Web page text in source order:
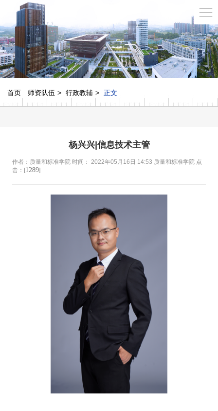
首页 师资队伍 行政教辅 正文
杨兴兴|信息技术主管
作者：质量和标准学院 时间： 2022年05月16日 14:53 质量和标准学院 点
击：[1289]